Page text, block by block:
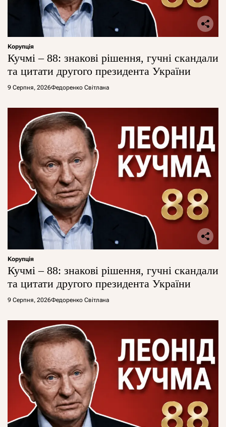
Корупція
Кучмі – 88: знакові рішення, гучні скандали
та цитати другого президента України
9 Серпня, 2026Федоренко Світлана
Корупція
Кучмі – 88: знакові рішення, гучні скандали
та цитати другого президента України
9 Серпня, 2026Федоренко Світлана